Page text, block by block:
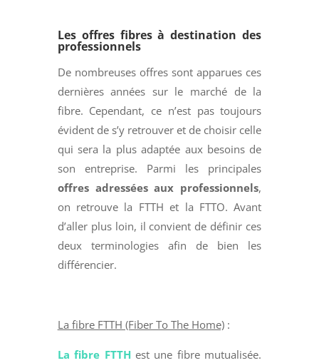
Les offres fibres à destination des
professionnels
De nombreuses offres sont apparues ces
dernières années sur le marché de la
fibre. Cependant, ce n’est pas toujours
évident de s’y retrouver et de choisir celle
qui sera la plus adaptée aux besoins de
son entreprise. Parmi les principales
offres adressées aux professionnels,
on retrouve la FTTH et la FTTO. Avant
d’aller plus loin, il convient de définir ces
deux terminologies afin de bien les
différencier.
La fibre FTTH (Fiber To The Home):
La fibre FTTH est une fibre mutualisée.